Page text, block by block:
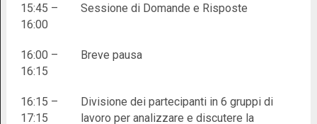
15:45 –
16:00
Sessione di Domande e Risposte
16:00 –
16:15
Breve pausa
16:15 –
17:15
Divisione dei partecipanti in 6 gruppi di
lavoro per analizzare e discutere la